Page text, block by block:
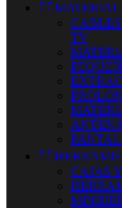
 MATERIAL
TV
 
CAJAS